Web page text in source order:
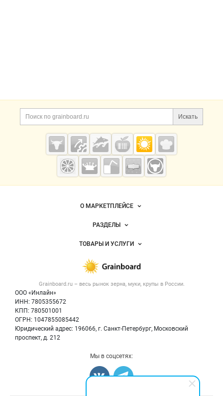
Искать
Grainboard.ru
— зерно и
мука
Grainboard.ru – весь рынок зерна, муки, крупы в России.
ООО «Инлайн»
ИНН: 7805355672
КПП: 780501001
ОГРН: 1047855085442
Юридический адрес: 196066, г. Санкт-Петербург, Московский
проспект, д. 212
О МАРКЕТПЛЕЙСЕ
Новости Grainboard.ru
Размещение рекламы
Публичная оферта
Контактная информация
Политика обработки персональных данных
РАЗДЕЛЫ
Объявления
Новости рынка
ТОВАРЫ И УСЛУГИ
Крупы
Мука
Мы в соцсетях: